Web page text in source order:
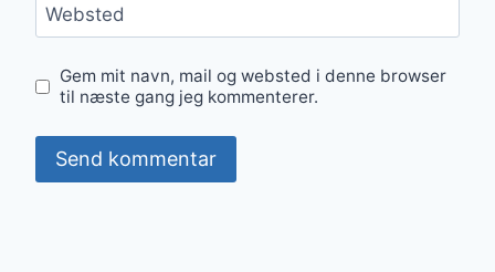
Websted
Gem mit navn, mail og websted i denne browser
til næste gang jeg kommenterer.